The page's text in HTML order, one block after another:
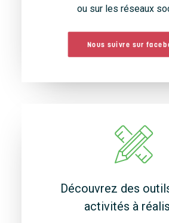
ou sur les réseaux
Nous suivre sur
Découvrez des
activités à